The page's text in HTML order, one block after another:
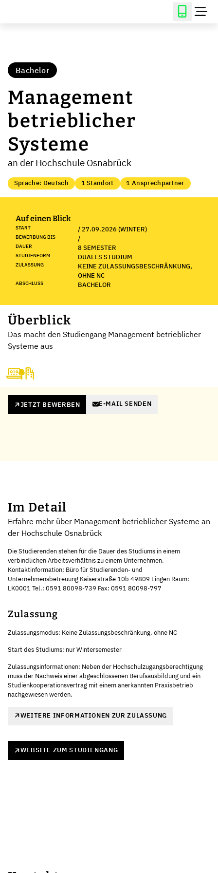
Bachelor
Management
betrieblicher
Systeme
an der Hochschule Osnabrück
Sprache: Deutsch 1 Standort 1 Ansprechpartner
Auf einen Blick
START / 27.09.2026 (WINTER)
BEWERBUNG BIS /
DAUER 8 SEMESTER
STUDIENFORM DUALES STUDIUM
ZULASSUNG
KEINE ZULASSUNGSBESCHRÄNKUNG,
OHNE NC
ABSCHLUSS BACHELOR
Überblick
Das macht den Studiengang Management betrieblicher
Systeme aus
JETZT BEWERBEN E-MAIL SENDEN
Im Detail
Erfahre mehr über Management betrieblicher Systeme an
der Hochschule Osnabrück
Die Studierenden stehen für die Dauer des Studiums in einem
verbindlichen Arbeitsverhältnis zu einem Unternehmen.
Kontaktinformation: Büro für Studierenden- und
Unternehmensbetreuung Kaiserstraße 10b 49809 Lingen Raum:
LK0001 Tel.: 0591 80098-739 Fax: 0591 80098-797
Zulassung
Zulassungsmodus: Keine Zulassungsbeschränkung, ohne NC
Start des Studiums: nur Wintersemester
Zulassungsinformationen: Neben der Hochschulzugangsberechtigung
muss der Nachweis einer abgeschlossenen Berufsausbildung und ein
Studienkooperationsvertrag mit einem anerkannten Praxisbetrieb
nachgewiesen werden.
WEITERE INFORMATIONEN ZUR ZULASSUNG
WEBSITE ZUM STUDIENGANG